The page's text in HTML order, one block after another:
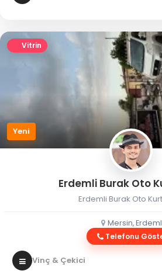
Vitrin
Yeni
Erdemli Burak Oto
Erdemli Burak Oto
Mersin,
Telefonu
Vinç & Çekici